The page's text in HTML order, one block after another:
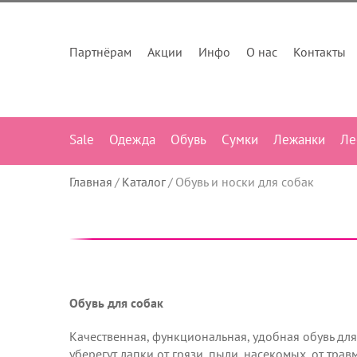
Партнёрам Акции Инфо О нас Контакты
Sale Одежда Обувь Сумки Лежанки
Главная Каталог Обувь и носки для собак
Обувь для собак
Качественная, функциональная, удобная обувь
уберегут лапки от грязи, пыли, насекомых, от